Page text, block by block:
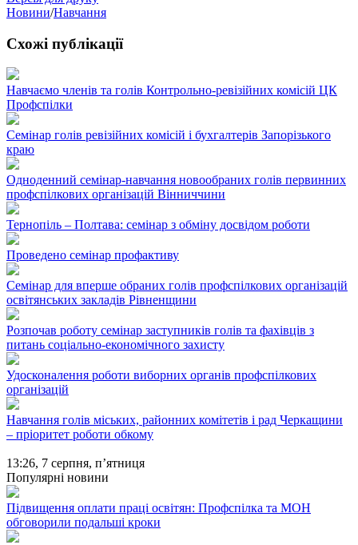
Новини/Навчання
Схожі публікації
Навчаємо членів та голів Контрольно-ревізійних комісій ЦК
Профспілки
Семінар голів ревізійних комісій і бухгалтерів Запорізького
краю
Одноденний семінар-навчання новообраних голів первинних
профспілкових організацій Вінниччини
Тернопіль – Полтава: семінар з обміну досвідом роботи
Проведено семінар профактиву
Семінар для вперше обраних голів профспілкових організацій
освітянських закладів Рівненщини
Розпочав роботу семінар заступників голів та фахівців з
питань соціально-економічного захисту
Удосконалення роботи виборних органів профспілкових
організацій
Навчання голів міських, районних комітетів і рад Черкащини
– пріоритет роботи обкому
13:26, 7 серпня, п’ятниця
Популярні новини
Підвищення оплати праці освітян: Профспілка та МОН
обговорили подальші кроки